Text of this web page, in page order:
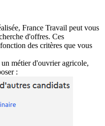
France Travail peut vous
d'offres. Ces
des critères que vous
métier d'ouvrier agricole,
: